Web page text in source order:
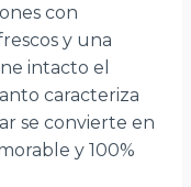
con
y una
intacto el
caracteriza
se convierte en
y 100%